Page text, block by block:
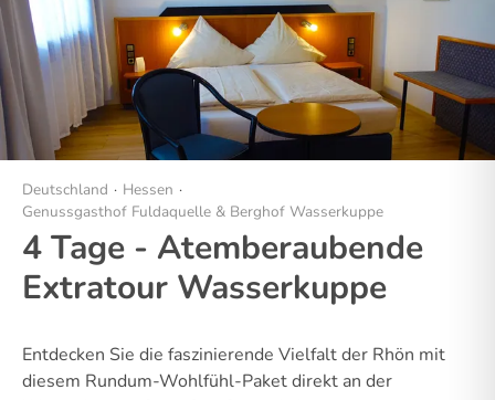
Hotel Bilder
Deutschland
Hessen
Genussgasthof Fuldaquelle & Berghof Wasserkuppe
4 Tage - Atemberaubende
Extratour Wasserkuppe
Entdecken Sie die faszinierende Vielfalt der Rhön mit
diesem Rundum-Wohlfühl-Paket direkt an der